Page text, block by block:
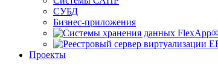
СУБД
Бизнес-приложения
Проекты